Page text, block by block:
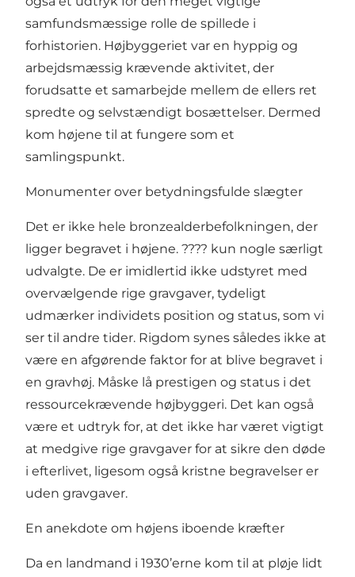
samfundsmæssige rolle de spillede i
forhistorien. Højbyggeriet var en hyppig og
arbejdsmæssig krævende aktivitet, der
forudsatte et samarbejde mellem de ellers ret
spredte og selvstændigt bosættelser. Dermed
kom højene til at fungere som et
samlingspunkt.
Monumenter over betydningsfulde slægter
Det er ikke hele bronzealderbefolkningen, der
ligger begravet i højene. ???? kun nogle særligt
udvalgte. De er imidlertid ikke udstyret med
overvælgende rige gravgaver, tydeligt
udmærker individets position og status, som vi
ser til andre tider. Rigdom synes således ikke at
være en afgørende faktor for at blive begravet i
en gravhøj. Måske lå prestigen og status i det
ressourcekrævende højbyggeri. Det kan også
være et udtryk for, at det ikke har været vigtigt
at medgive rige gravgaver for at sikre den døde
i efterlivet, ligesom også kristne begravelser er
uden gravgaver.
En anekdote om højens iboende kræfter
Da en landmand i 1930’erne kom til at pløje lidt